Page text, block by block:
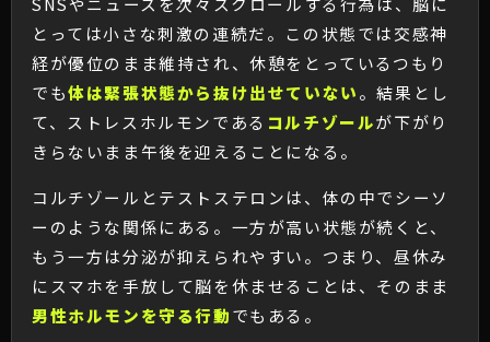
とっては小さな刺激の連続だ。この状態では交感神
経が優位のまま維持され、休憩をとっているつもり
でも体は緊張状態から抜け出せていない。結果とし
て、ストレスホルモンである コルチゾールが下がり
きらないまま午後を迎えることになる。
コルチゾールとテストステロンは、体の中でシーソ
ーのような関係にある。一方が高い状態が続くと、
もう一方は分泌が抑えられやすい。つまり、昼休み
にスマホを手放して脳を休ませることは、そのまま
男性ホルモンを守る行動でもある。